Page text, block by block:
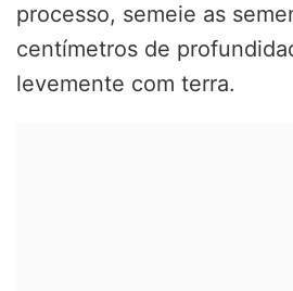
processo, semeie as
centímetros de
levemente com terra.